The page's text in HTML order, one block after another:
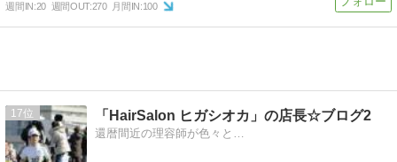
週間IN:20 週間OUT:270 月間IN:100
17 「HairSalon ヒガシオカ」の店長☆ブログ2
還暦間近の理容師が色々と…